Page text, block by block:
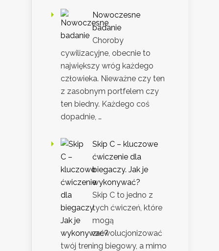
Nowoczesne
badanie
Choroby
cywilizacyjne, obecnie to
największy wróg każdego
człowieka. Nieważne czy ten
z zasobnym portfelem czy
ten biedny. Każdego coś
dopadnie, …
Skip C – kluczowe
ćwiczenie dla
biegaczy. Jak je
wykonywać?
Skip C to jedno z
tych ćwiczeń, które
mogą
zrewolucjonizować
twój trening biegowy, a mimo